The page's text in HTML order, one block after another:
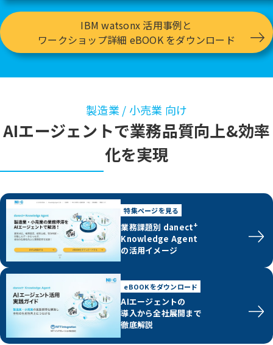
IBM watsonx 活用事例と
ワークショップ詳細 eBOOK をダウンロード
製造業 / 小売業 向け
AIエージェントで業務品質向上&効率
化を実現
特集ページを見る
業務課題別 danect+
Knowledge Agent
の活用イメージ
eBOOKをダウンロード
AIエージェントの
導入から全社展開まで
徹底解説